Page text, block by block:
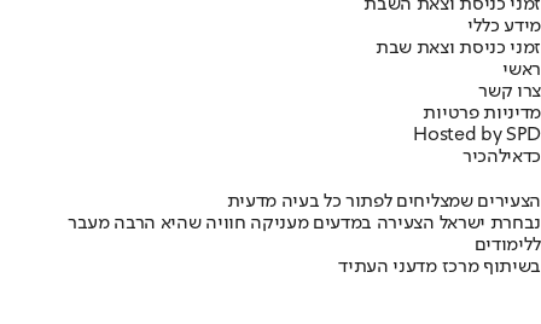
זמני כניסת וצאת השבת
מידע כללי
זמני כניסת וצאת שבת
ראשי
צרו קשר
מדיניות פרטיות
Hosted by SPD
כדאילהכיר
הצעירים שמצליחים לפתור כל בעיה מדעית
נבחרת ישראל הצעירה במדעים מעניקה חוויה שהיא הרבה מעבר
ללימודים
בשיתוף מרכז מדעני העתיד